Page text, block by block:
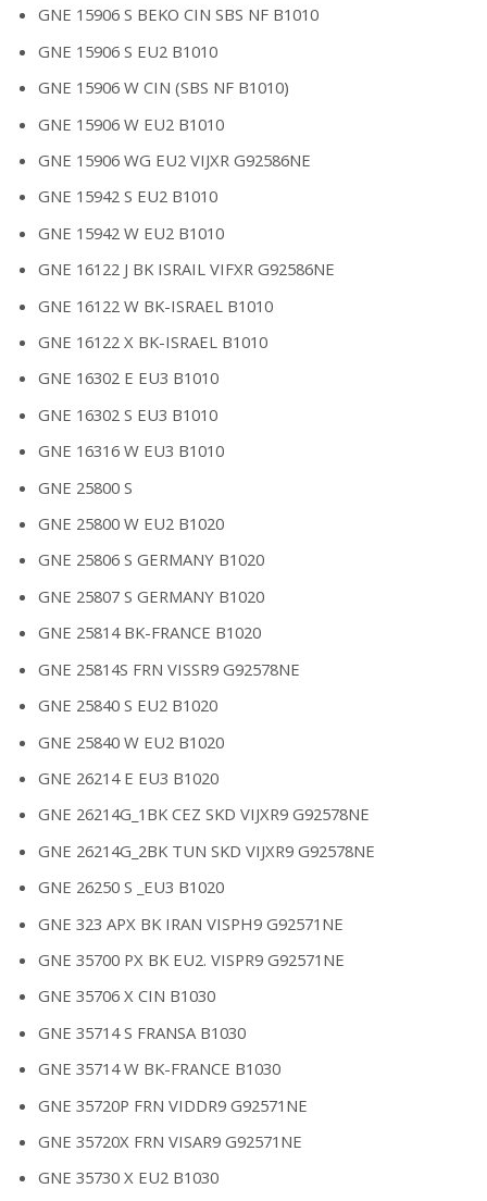
GNE 15906 S BEKO CIN SBS NF B1010
GNE 15906 S EU2 B1010
GNE 15906 W CIN (SBS NF B1010)
GNE 15906 W EU2 B1010
GNE 15906 WG EU2 VIJXR G92586NE
GNE 15942 S EU2 B1010
GNE 15942 W EU2 B1010
GNE 16122 J BK ISRAIL VIFXR G92586NE
GNE 16122 W BK-ISRAEL B1010
GNE 16122 X BK-ISRAEL B1010
GNE 16302 E EU3 B1010
GNE 16302 S EU3 B1010
GNE 16316 W EU3 B1010
GNE 25800 S
GNE 25800 W EU2 B1020
GNE 25806 S GERMANY B1020
GNE 25807 S GERMANY B1020
GNE 25814 BK-FRANCE B1020
GNE 25814S FRN VISSR9 G92578NE
GNE 25840 S EU2 B1020
GNE 25840 W EU2 B1020
GNE 26214 E EU3 B1020
GNE 26214G_1BK CEZ SKD VIJXR9 G92578NE
GNE 26214G_2BK TUN SKD VIJXR9 G92578NE
GNE 26250 S _EU3 B1020
GNE 323 APX BK IRAN VISPH9 G92571NE
GNE 35700 PX BK EU2. VISPR9 G92571NE
GNE 35706 X CIN B1030
GNE 35714 S FRANSA B1030
GNE 35714 W BK-FRANCE B1030
GNE 35720P FRN VIDDR9 G92571NE
GNE 35720X FRN VISAR9 G92571NE
GNE 35730 X EU2 B1030